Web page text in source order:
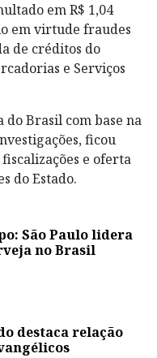
em R$ 1,04
em virtude fraudes
de créditos do
e Serviços
Brasil com base na
ficou
e oferta
do Estado.
São Paulo lidera
no Brasil
destaca relação